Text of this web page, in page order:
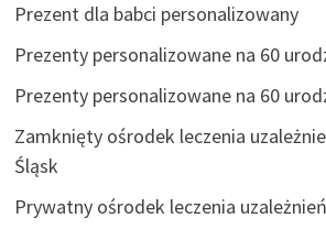
Prezent dla babci personalizowany
Prezenty personalizowane na 60
Prezenty personalizowane na 60
Zamknięty ośrodek leczenia
Śląsk
Prywatny ośrodek leczenia